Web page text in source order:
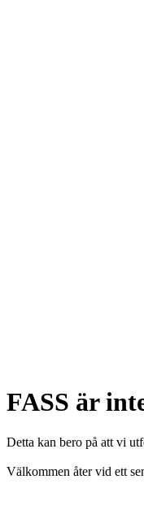
FASS är
Detta kan bero på att vi
Välkommen åter vid ett